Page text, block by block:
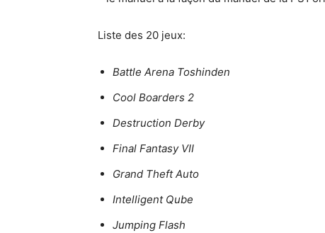
Liste des 20 jeux:
Battle Arena Toshinden
Cool Boarders 2
Destruction Derby
Final Fantasy VII
Grand Theft Auto
Intelligent Qube
Jumping Flash